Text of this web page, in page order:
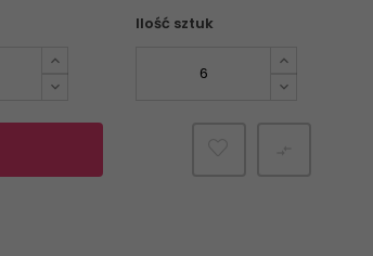
Ilość sztuk